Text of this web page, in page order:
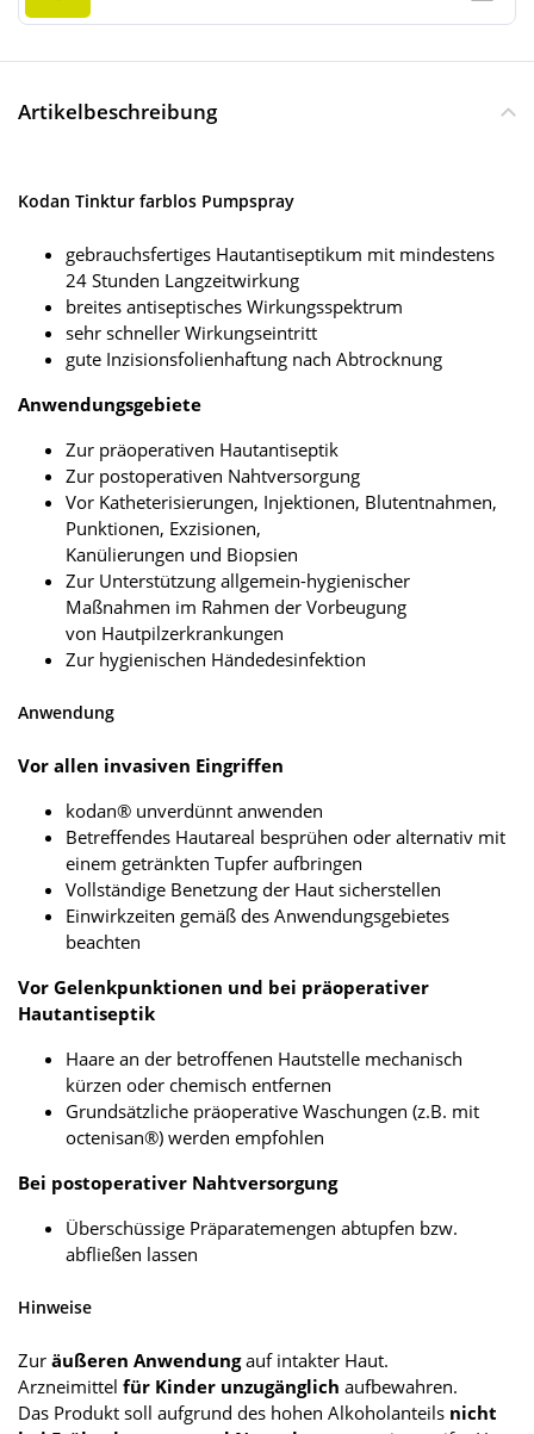
Artikelbeschreibung
Kodan Tinktur farblos Pumpspray
gebrauchsfertiges Hautantiseptikum mit mindestens
24 Stunden Langzeitwirkung
breites antiseptisches Wirkungsspektrum
sehr schneller Wirkungseintritt
gute Inzisionsfolienhaftung nach Abtrocknung
Anwendungsgebiete
Zur präoperativen Hautantiseptik
Zur postoperativen Nahtversorgung
Vor Katheterisierungen, Injektionen, Blutentnahmen,
Punktionen, Exzisionen,
Kanülierungen und Biopsien
Zur Unterstützung allgemein-hygienischer
Maßnahmen im Rahmen der Vorbeugung
von Hautpilzerkrankungen
Zur hygienischen Händedesinfektion
Anwendung
Vor allen invasiven Eingriffen
kodan® unverdünnt anwenden
Betreffendes Hautareal besprühen oder alternativ mit
einem getränkten Tupfer aufbringen
Vollständige Benetzung der Haut sicherstellen
Einwirkzeiten gemäß des Anwendungsgebietes
beachten
Vor Gelenkpunktionen und bei präoperativer
Hautantiseptik
Haare an der betroffenen Hautstelle mechanisch
kürzen oder chemisch entfernen
Grundsätzliche präoperative Waschungen (z.B. mit
octenisan®) werden empfohlen
Bei postoperativer Nahtversorgung
Überschüssige Präparatemengen abtupfen bzw.
abfließen lassen
Hinweise
Zur äußeren Anwendungauf intakter Haut.
Arzneimittel für Kinder unzugänglich aufbewahren.
Das Produkt soll aufgrund des hohen Alkoholanteils nicht